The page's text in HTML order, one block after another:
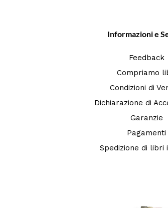
Informazioni e
Feedback
Compriamo
Condizioni di
Dichiarazione di
Garanzie
Pagamenti
Spedizione di libri